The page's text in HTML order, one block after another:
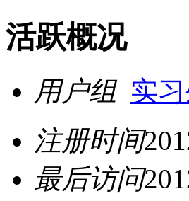
活跃概况
用户组 实
注册时间
最后访问